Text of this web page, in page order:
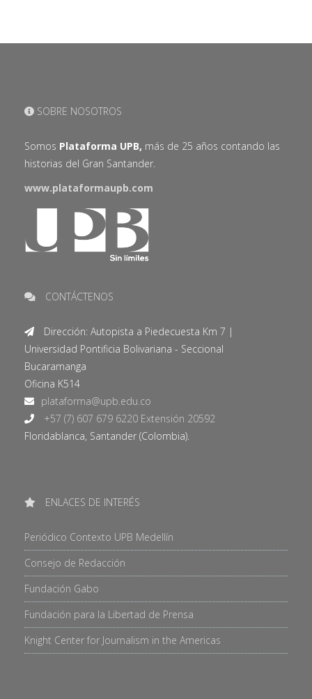
SOBRE NOSOTROS
Somos Plataforma UPB, más de 25 años contando las
historias del Gran Santander.
www.plataformaupb.com
CONTÁCTENOS
Dirección: Autopista a Piedecuesta Km 7 |
Universidad Pontificia Bolivariana - Seccional
Bucaramanga
Oficina K514
+57 (7) 607 679 6220 Extensión 20592
Floridablanca, Santander (Colombia).
ENLACES DE INTERÉS
Periódico Contexto UPB Medellín
Consejo de Redacción
Fundación Gabo
Fundación para la Libertad de Prensa
Knight Center for Journalism in the Americas